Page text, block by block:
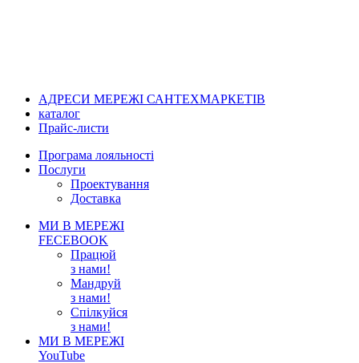
АДРЕСИ МЕРЕЖІ САНТЕХМАРКЕТІВ
каталог
Прайс-листи
Програма лояльності
Послуги
Проектування
Доставка
МИ В МЕРЕЖІ
FECEBOOK
Працюй
з нами!
Мандруй
з нами!
Спілкуйся
з нами!
МИ В МЕРЕЖІ
YouTube